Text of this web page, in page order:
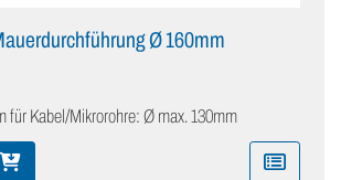
Ø 160mm
für Kabel/Mikrorohre: Ø max. 130mm